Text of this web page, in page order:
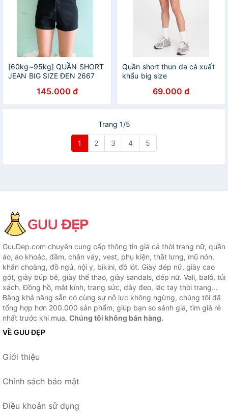
[60kg~95kg] QUẦN SHORT
JEAN BIG SIZE ĐEN 2667
145.000 đ
Quần short thun da cá xuất
khẩu big size
69.000 đ
Trang 1/5
1 2 3 4 5
GuuDep.com chuyên cung cấp thông tin giá cả thời trang nữ, quần
áo, áo khoác, đầm, chân váy, vest, phụ kiện, thắt lưng, mũ nón,
khăn choàng, đồ ngủ, nội y, bikini, đồ lót. Giày dép nữ, giày cao
gót, giày búp bê, giày thể thao, giày sandals, dép nữ. Vali, balô, túi
xách. Đồng hồ, mắt kính, trang sức, dây đeo, lắc tay thời trang...
Bằng khả năng sẵn có cùng sự nỗ lực không ngừng, chúng tôi đã
tổng hợp hơn 200.000 sản phẩm, giúp bạn so sánh giá, tìm giá rẻ
nhất trước khi mua. Chúng tôi không bán hàng.
VỀ GUU ĐẸP
Giới thiệu
Chính sách bảo mật
Điều khoản sử dụng